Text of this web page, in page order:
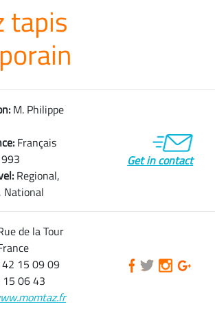
tapis
M. Philippe
Français
Regional,
National
Get in contact
de la Tour
15 09 09
06 43